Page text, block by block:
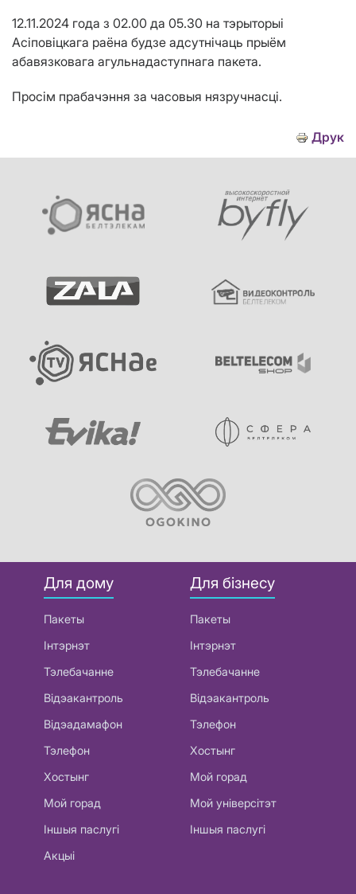
12.11.2024 года з 02.00 да 05.30 на тэрыторыі
Асіповіцкага раёна будзе адсутнічаць прыём
абавязковага агульнадаступнага пакета.
Просім прабачэння за часовыя нязручнасці.
Друк
Для дому
Пакеты
Інтэрнэт
Тэлебачанне
Відэакантроль
Відэадамафон
Тэлефон
Хостынг
Мой горад
Іншыя паслугі
Акцыі
Для бізнесу
Пакеты
Інтэрнэт
Тэлебачанне
Відэакантроль
Тэлефон
Хостынг
Мой горад
Мой універсітэт
Іншыя паслугі